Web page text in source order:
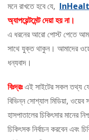
মনে রাখতে হবে যে,
অ্যাপয়েন্টমেন্ট দেয়া হয় না।
এ ধরনের আরো পোস্ট পেতে
সাথে যুক্ত থাকুন। আমাদের
ধন্যবাদ।
বিঃদ্রঃএই সাইটের সকল তথ্য
বিভিন্ন সোশ্যাল মিডিয়া,
হাসপাতালের চিকিৎসার মানের
চিকিৎসক নির্বাচন করবেন এবং